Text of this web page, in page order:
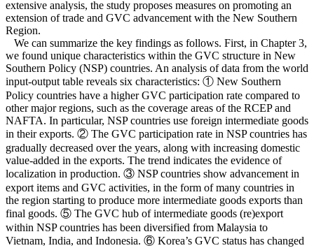
extensive analysis, the study proposes measures on promoting an
extension of trade and GVC advancement with the New Southern
Region.
We can summarize the key findings as follows. First, in Chapter 3,
we found unique characteristics within the GVC structure in New
Southern Policy (NSP) countries. An analysis of data from the world
input-output table reveals six characteristics: ① New Southern
Policy countries have a higher GVC participation rate compared to
other major regions, such as the coverage areas of the RCEP and
NAFTA. In particular, NSP countries use foreign intermediate goods
in their exports. ② The GVC participation rate in NSP countries has
gradually decreased over the years, along with increasing domestic
value-added in the exports. The trend indicates the evidence of
localization in production. ③ NSP countries show advancement in
export items and GVC activities, in the form of many countries in
the region starting to produce more intermediate goods exports than
final goods. ⑤ The GVC hub of intermediate goods (re)export
within NSP countries has been diversified from Malaysia to
Vietnam, India, and Indonesia. ⑥ Korea’s GVC status has changed